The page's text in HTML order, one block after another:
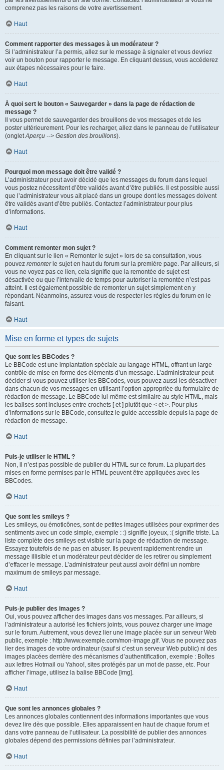
comprenez pas les raisons de votre avertissement.
Haut
Comment rapporter des messages à un modérateur ?
Si l’administrateur l’a permis, allez sur le message à signaler et vous devriez
voir un bouton pour rapporter le message. En cliquant dessus, vous accéderez
aux étapes nécessaires pour le faire.
Haut
À quoi sert le bouton « Sauvegarder » dans la page de rédaction de
message ?
Il vous permet de sauvegarder des brouillons de vos messages et de les
poster ultérieurement. Pour les recharger, allez dans le panneau de l’utilisateur
(ongletAperçu --> Gestion des brouillons).
Haut
Pourquoi mon message doit être validé ?
L’administrateur peut avoir décidé que les messages du forum dans lequel
vous postez nécessitent d’être validés avant d’être publiés. Il est possible aussi
que l’administrateur vous ait placé dans un groupe dont les messages doivent
être validés avant d’être publiés. Contactez l’administrateur pour plus
d’informations.
Haut
Comment remonter mon sujet ?
En cliquant sur le lien « Remonter le sujet » lors de sa consultation, vous
pouvez remonterle sujet en haut du forum sur la première page. Par ailleurs, si
vous ne voyez pas ce lien, cela signifie que la remontée de sujet est
désactivée ou que l’intervalle de temps pour autoriser la remontée n’est pas
atteint. Il est également possible de remonter un sujet simplement en y
répondant. Néanmoins, assurez-vous de respecter les règles du forum en le
faisant.
Haut
Mise en forme et types de sujets
Que sont les BBCodes ?
Le BBCode est une implantation spéciale au langage HTML, offrant un large
contrôle de mise en forme des éléments d’un message. L’administrateur peut
décider si vous pouvez utiliser les BBCodes, vous pouvez aussi les désactiver
dans chacun de vos messages en utilisant l’option appropriée du formulaire de
rédaction de message. Le BBCode lui-même est similaire au style HTML, mais
les balises sont incluses entre crochets [ et ] plutôt que < et >. Pour plus
d’informations sur le BBCode, consultez le guide accessible depuis la page de
rédaction de message.
Haut
Puis-je utiliser le HTML ?
Non, il n’est pas possible de publier du HTML sur ce forum. La plupart des
mises en forme permises par le HTML peuvent être appliquées avec les
BBCodes.
Haut
Que sont les smileys ?
Les smileys, ou émoticônes, sont de petites images utilisées pour exprimer des
sentiments avec un code simple, exemple : :) signifie joyeux, :( signifie triste. La
liste complète des smileys est visible sur la page de rédaction de message.
Essayez toutefois de ne pas en abuser. Ils peuvent rapidement rendre un
message illisible et un modérateur peut décider de les retirer ou simplement
d’effacer le message. L’administrateur peut aussi avoir défini un nombre
maximum de smileys par message.
Haut
Puis-je publier des images ?
Oui, vous pouvez afficher des images dans vos messages. Par ailleurs, si
l’administrateur a autorisé les fichiers joints, vous pouvez charger une image
sur le forum. Autrement, vous devez lier une image placée sur un serveur Web
public, exemple : http://www.exemple.com/mon-image.gif. Vous ne pouvez pas
lier des images de votre ordinateur (sauf si c’est un serveur Web public) ni des
images placées derrière des mécanismes d’authentification, exemple : Boîtes
aux lettres Hotmail ou Yahoo!, sites protégés par un mot de passe, etc. Pour
afficher l’image, utilisez la balise BBCode [img].
Haut
Que sont les annonces globales ?
Les annonces globales contiennent des informations importantes que vous
devez lire dès que possible. Elles apparaissent en haut de chaque forum et
dans votre panneau de l’utilisateur. La possibilité de publier des annonces
globales dépend des permissions définies par l’administrateur.
Haut